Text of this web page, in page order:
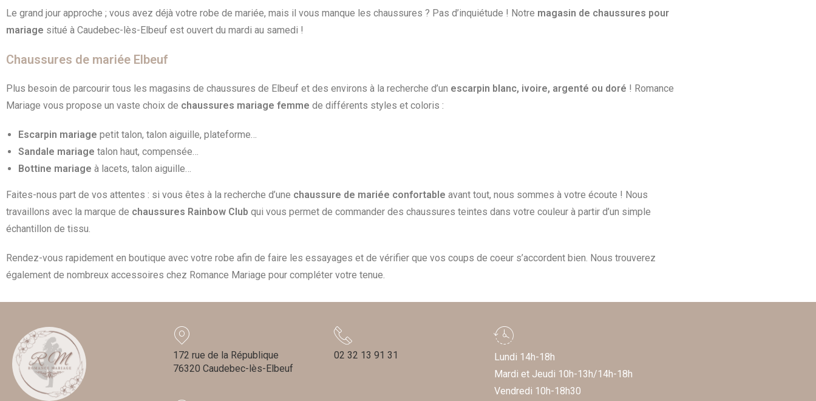
Le grand jour approche ; vous avez déjà votre robe de mariée, mais il vous manque les chaussures ? Pas d’inquiétude ! Notre magasin de chaussures pour
mariage situé à Caudebec-lès-Elbeuf est ouvert du mardi au samedi !
Chaussures de mariée Elbeuf
Plus besoin de parcourir tous les magasins de chaussures de Elbeuf et des environs à la recherche d’un escarpin blanc, ivoire, argenté ou doré ! Romance
Mariage vous propose un vaste choix de chaussures mariage femme de différents styles et coloris :
Escarpin mariage petit talon, talon aiguille, plateforme…
Sandale mariage talon haut, compensée…
Bottine mariage à lacets, talon aiguille…
Faites-nous part de vos attentes : si vous êtes à la recherche d’une chaussure de mariée confortable avant tout, nous sommes à votre écoute ! Nous
travaillons avec la marque de chaussures Rainbow Club qui vous permet de commander des chaussures teintes dans votre couleur à partir d’un simple
échantillon de tissu.
Rendez-vous rapidement en boutique avec votre robe afin de faire les essayages et de vérifier que vos coups de coeur s’accordent bien. Nous trouverez
également de nombreux accessoires chez Romance Mariage pour compléter votre tenue.
172 rue de la République
76320 Caudebec-lès-Elbeuf
02 32 13 91 31
Lundi 14h-18h
Mardi et Jeudi 10h-13h/14h-18h
Vendredi 10h-18h30